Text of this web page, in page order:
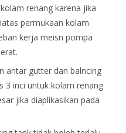
renang karena jika
permukaan kolam
kerja meisn pompa
antar gutter dan balncing
3 inci untuk kolam renang
jika diaplikasikan pada